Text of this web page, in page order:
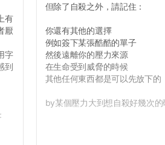
有
厭
字
到
但除了自殺之外，請記住：
你還有其他的選擇
例如簽下某張酷酷的單子
然後遠離你的壓力來源
在生命受到威脅的時候
其他任何東西都是可以先放下的
by某個壓力大到想自殺好幾次的